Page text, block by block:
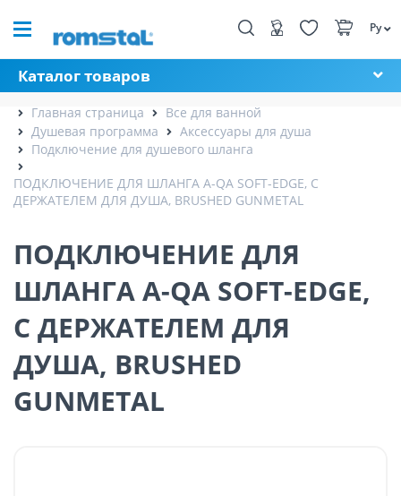
Ру
Каталог товаров
Главная страница
Все для ванной
Душевая программа
Аксессуары для душа
Подключение для душевого шланга
ПОДКЛЮЧЕНИЕ ДЛЯ ШЛАНГА A-QA SOFT-EDGE, С
ДЕРЖАТЕЛЕМ ДЛЯ ДУША, BRUSHED GUNMETAL
ПОДКЛЮЧЕНИЕ ДЛЯ
ШЛАНГА A-QA SOFT-EDGE,
С ДЕРЖАТЕЛЕМ ДЛЯ
ДУША, BRUSHED
GUNMETAL